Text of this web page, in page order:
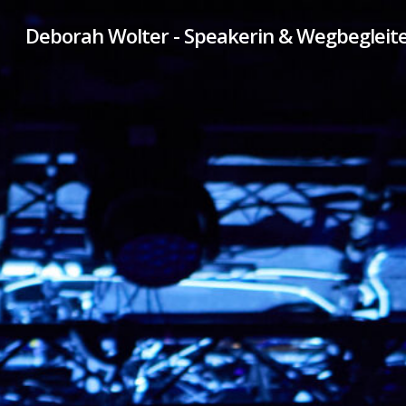
Deborah Wolter - Speakerin &